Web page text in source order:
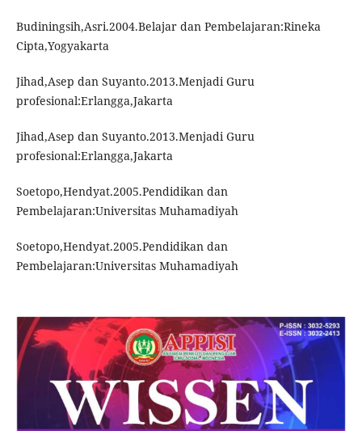
Budiningsih,Asri.2004.Belajar dan Pembelajaran:Rineka
Cipta,Yogyakarta
Jihad,Asep dan Suyanto.2013.Menjadi Guru
profesional:Erlangga,Jakarta
Jihad,Asep dan Suyanto.2013.Menjadi Guru
profesional:Erlangga,Jakarta
Soetopo,Hendyat.2005.Pendidikan dan
Pembelajaran:Universitas Muhamadiyah
Soetopo,Hendyat.2005.Pendidikan dan
Pembelajaran:Universitas Muhamadiyah